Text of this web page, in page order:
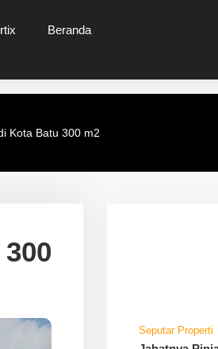
Beranda
Kota Batu 300 m2
Seputar Properti